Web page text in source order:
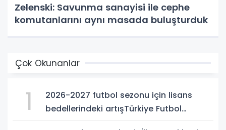
Zelenski: Savunma sanayisi ile cephe
komutanlarını aynı masada buluşturduk
Çok Okunanlar
1
2026-2027 futbol sezonu için lisans
bedellerindeki artışTürkiye Futbol